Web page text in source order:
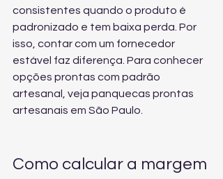
consistentes quando o produto é
padronizado e tem baixa perda. Por
isso, contar com um fornecedor
estável faz diferença. Para conhecer
opções prontas com padrão
artesanal, veja panquecas prontas
artesanais em São Paulo
Como calcular a margem